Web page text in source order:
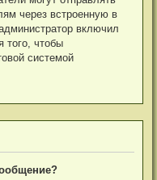
через встроенную в
включил
того, чтобы
системой